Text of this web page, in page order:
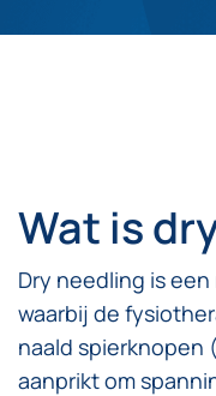
Wat is
Dry needling is
waarbij de
naald
aanprikt om